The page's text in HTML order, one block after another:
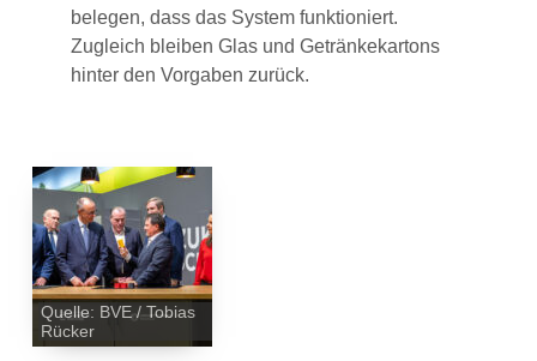
belegen, dass das System funktioniert.
Zugleich bleiben Glas und Getränkekartons
hinter den Vorgaben zurück.
Quelle: BVE / Tobias
Rücker